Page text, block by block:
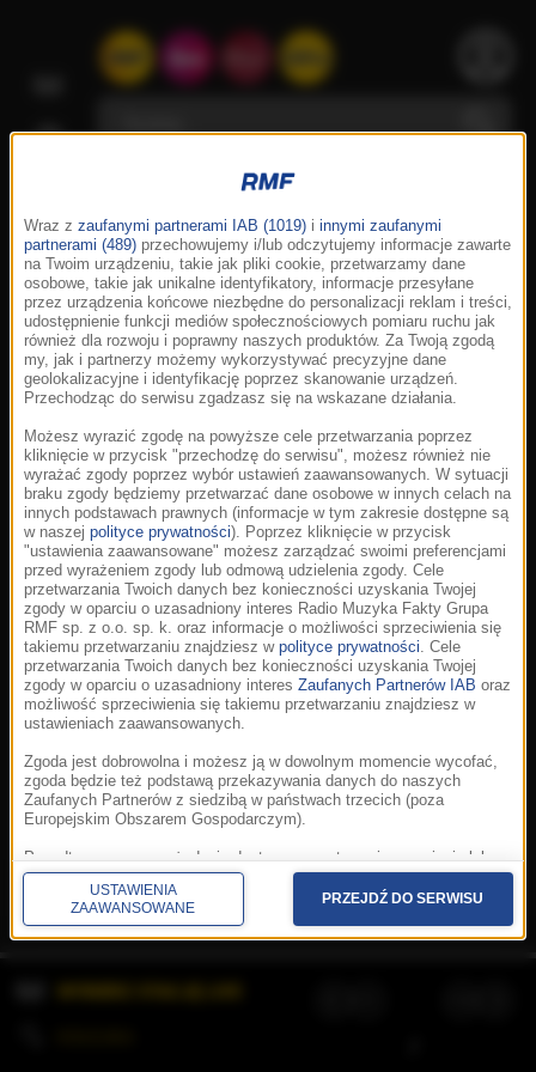
Korzystanie z portalu oznacza akceptację
Prywatność.Aplikacje.© 2026 Radio Muzyka
Fakty Grupa RMF sp. z o.o. sp. k.
Wraz z zaufanymi partnerami IAB (1019) i innymi zaufanymi
partnerami (489) przechowujemy i/lub odczytujemy informacje zawarte
na Twoim urządzeniu, takie jak pliki cookie, przetwarzamy dane
osobowe, takie jak unikalne identyfikatory, informacje przesyłane
przez urządzenia końcowe niezbędne do personalizacji reklam i treści,
udostępnienie funkcji mediów społecznościowych pomiaru ruchu jak
również dla rozwoju i poprawny naszych produktów. Za Twoją zgodą
my, jak i partnerzy możemy wykorzystywać precyzyjne dane
geolokalizacyjne i identyfikację poprzez skanowanie urządzeń.
Przechodząc do serwisu zgadzasz się na wskazane działania.
Możesz wyrazić zgodę na powyższe cele przetwarzania poprzez
kliknięcie w przycisk "przechodzę do serwisu", możesz również nie
wyrażać zgody poprzez wybór ustawień zaawansowanych. W sytuacji
braku zgody będziemy przetwarzać dane osobowe w innych celach na
innych podstawach prawnych (informacje w tym zakresie dostępne są
w naszej polityce prywatności). Poprzez kliknięcie w przycisk
"ustawienia zaawansowane" możesz zarządzać swoimi preferencjami
przed wyrażeniem zgody lub odmową udzielenia zgody. Cele
przetwarzania Twoich danych bez konieczności uzyskania Twojej
zgody w oparciu o uzasadniony interes Radio Muzyka Fakty Grupa
RMF sp. z o.o. sp. k. oraz informacje o możliwości sprzeciwienia się
takiemu przetwarzaniu znajdziesz w polityce prywatności. Cele
przetwarzania Twoich danych bez konieczności uzyskania Twojej
zgody w oparciu o uzasadniony interes Zaufanych Partnerów IAB oraz
możliwość sprzeciwienia się takiemu przetwarzaniu znajdziesz w
ustawieniach zaawansowanych.
Zgoda jest dobrowolna i możesz ją w dowolnym momencie wycofać,
zgoda będzie też podstawą przekazywania danych do naszych
Zaufanych Partnerów z siedzibą w państwach trzecich (poza
Europejskim Obszarem Gospodarczym).
Ponadto masz prawo żądania dostępu, sprostowania, usunięcia lub
ograniczenia przetwarzania danych, a także złożenia skargi do
Prezesa Urzędu Ochrony Danych Osobowych. W polityce prywatności
znajdziesz informacje jak wykonać swoje prawa. Szczegółowe
informacje na temat przetwarzania Twoich danych znajdują się w
USTAWIENIA
ZAAWANSOWANE
PRZEJDŹ DO SERWISU